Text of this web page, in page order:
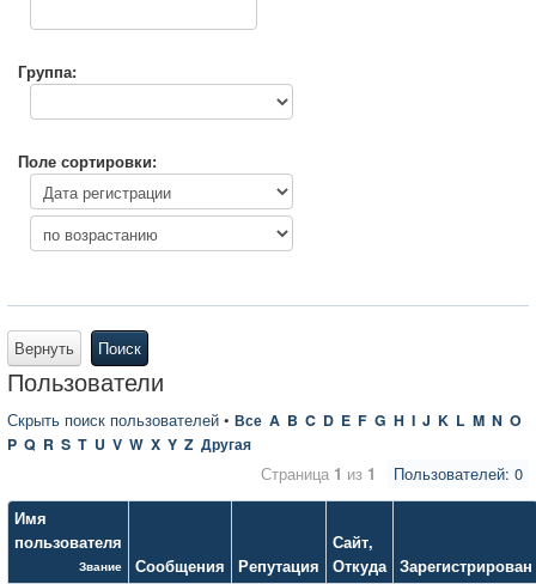
Группа:
Поле сортировки:
Вернуть Поиск
Пользователи
Скрыть поиск пользователей • Все A B C D E F G H I J K L M N O
P Q R S T U V W X Y Z Другая
Пользователей: 0
Страница 1 из 1
Имя
пользователя
Звание Сообщения Репутация
Сайт,
Откуда Зарегистрирован